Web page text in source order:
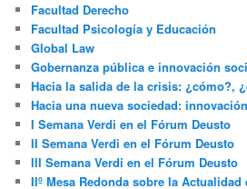
Facultad Derecho
Facultad Psicología y Educación
Global Law
Gobernanza pública e innovación
Hacia la salida de la crisis: ¿cómo?,
Hacia una nueva sociedad:
I Semana Verdi en el Fórum Deusto
II Semana Verdi en el Fórum Deusto
III Semana Verdi en el Fórum Deusto
IIº Mesa Redonda sobre la